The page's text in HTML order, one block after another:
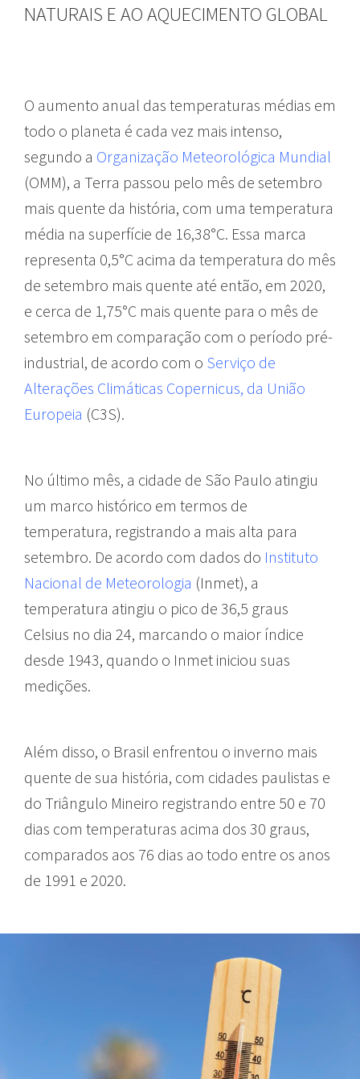
NATURAIS E AO AQUECIMENTO GLOBAL
O aumento anual das temperaturas médias em
todo o planeta é cada vez mais intenso,
segundo a Organização Meteorológica Mundial
(OMM), a Terra passou pelo mês de setembro
mais quente da história, com uma temperatura
média na superfície de 16,38°C. Essa marca
representa 0,5°C acima da temperatura do mês
de setembro mais quente até então, em 2020,
e cerca de 1,75°C mais quente para o mês de
setembro em comparação com o período pré-
industrial, de acordo com o Serviço de
Alterações Climáticas Copernicus, da União
Europeia (C3S).
No último mês, a cidade de São Paulo atingiu
um marco histórico em termos de
temperatura, registrando a mais alta para
setembro. De acordo com dados do Instituto
Nacional de Meteorologia (Inmet), a
temperatura atingiu o pico de 36,5 graus
Celsius no dia 24, marcando o maior índice
desde 1943, quando o Inmet iniciou suas
medições.
Além disso, o Brasil enfrentou o inverno mais
quente de sua história, com cidades paulistas e
do Triângulo Mineiro registrando entre 50 e 70
dias com temperaturas acima dos 30 graus,
comparados aos 76 dias ao todo entre os anos
de 1991 e 2020.